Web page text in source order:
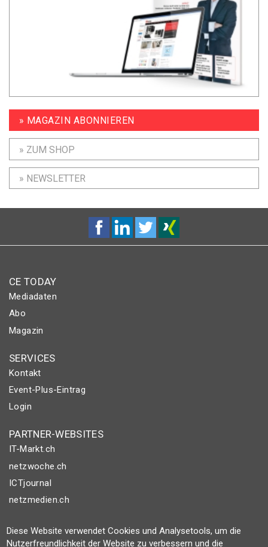
» MAGAZIN ABONNIEREN
» ZUM SHOP
» NEWSLETTER
CE TODAY
Mediadaten
Abo
Magazin
SERVICES
Kontakt
Event-Plus-Eintrag
Login
PARTNER-WEBSITES
IT-Markt.ch
netzwoche.ch
ICTjournal
netzmedien.ch
© NETZMEDIEN AG 2026
Impressum
Diese Website verwendet Cookies und Analysetools, um die
Nutzerfreundlichkeit der Website zu verbessern und die